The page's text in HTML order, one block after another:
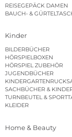
REISEGEPÄCK DAMEN
BAUCH- &
Kinder
BILDERBÜCHER
HÖRSPIELBOXEN
HÖRSPIEL ZUBEHÖR
JUGENDBÜCHER
SACHBÜCHER &
TURNBEUTEL &
KLEIDER
Home & Beauty